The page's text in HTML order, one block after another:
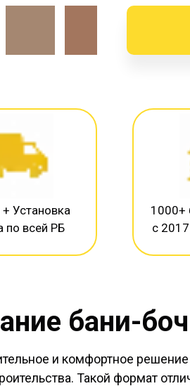
Установка
по всей РБ
1000+
с
бани-
и комфортное
Такой формат